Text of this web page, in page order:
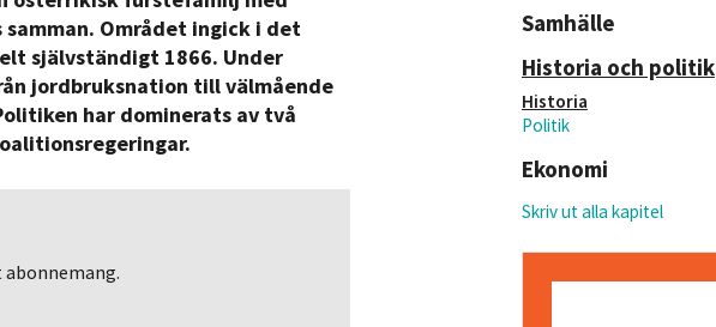
Samhälle
Historia och politik
Historia
Politik
Ekonomi
Skriv ut alla kapitel
samman. Området ingick i det
självständigt 1866. Under
jordbruksnation till välmående
har dominerats av två